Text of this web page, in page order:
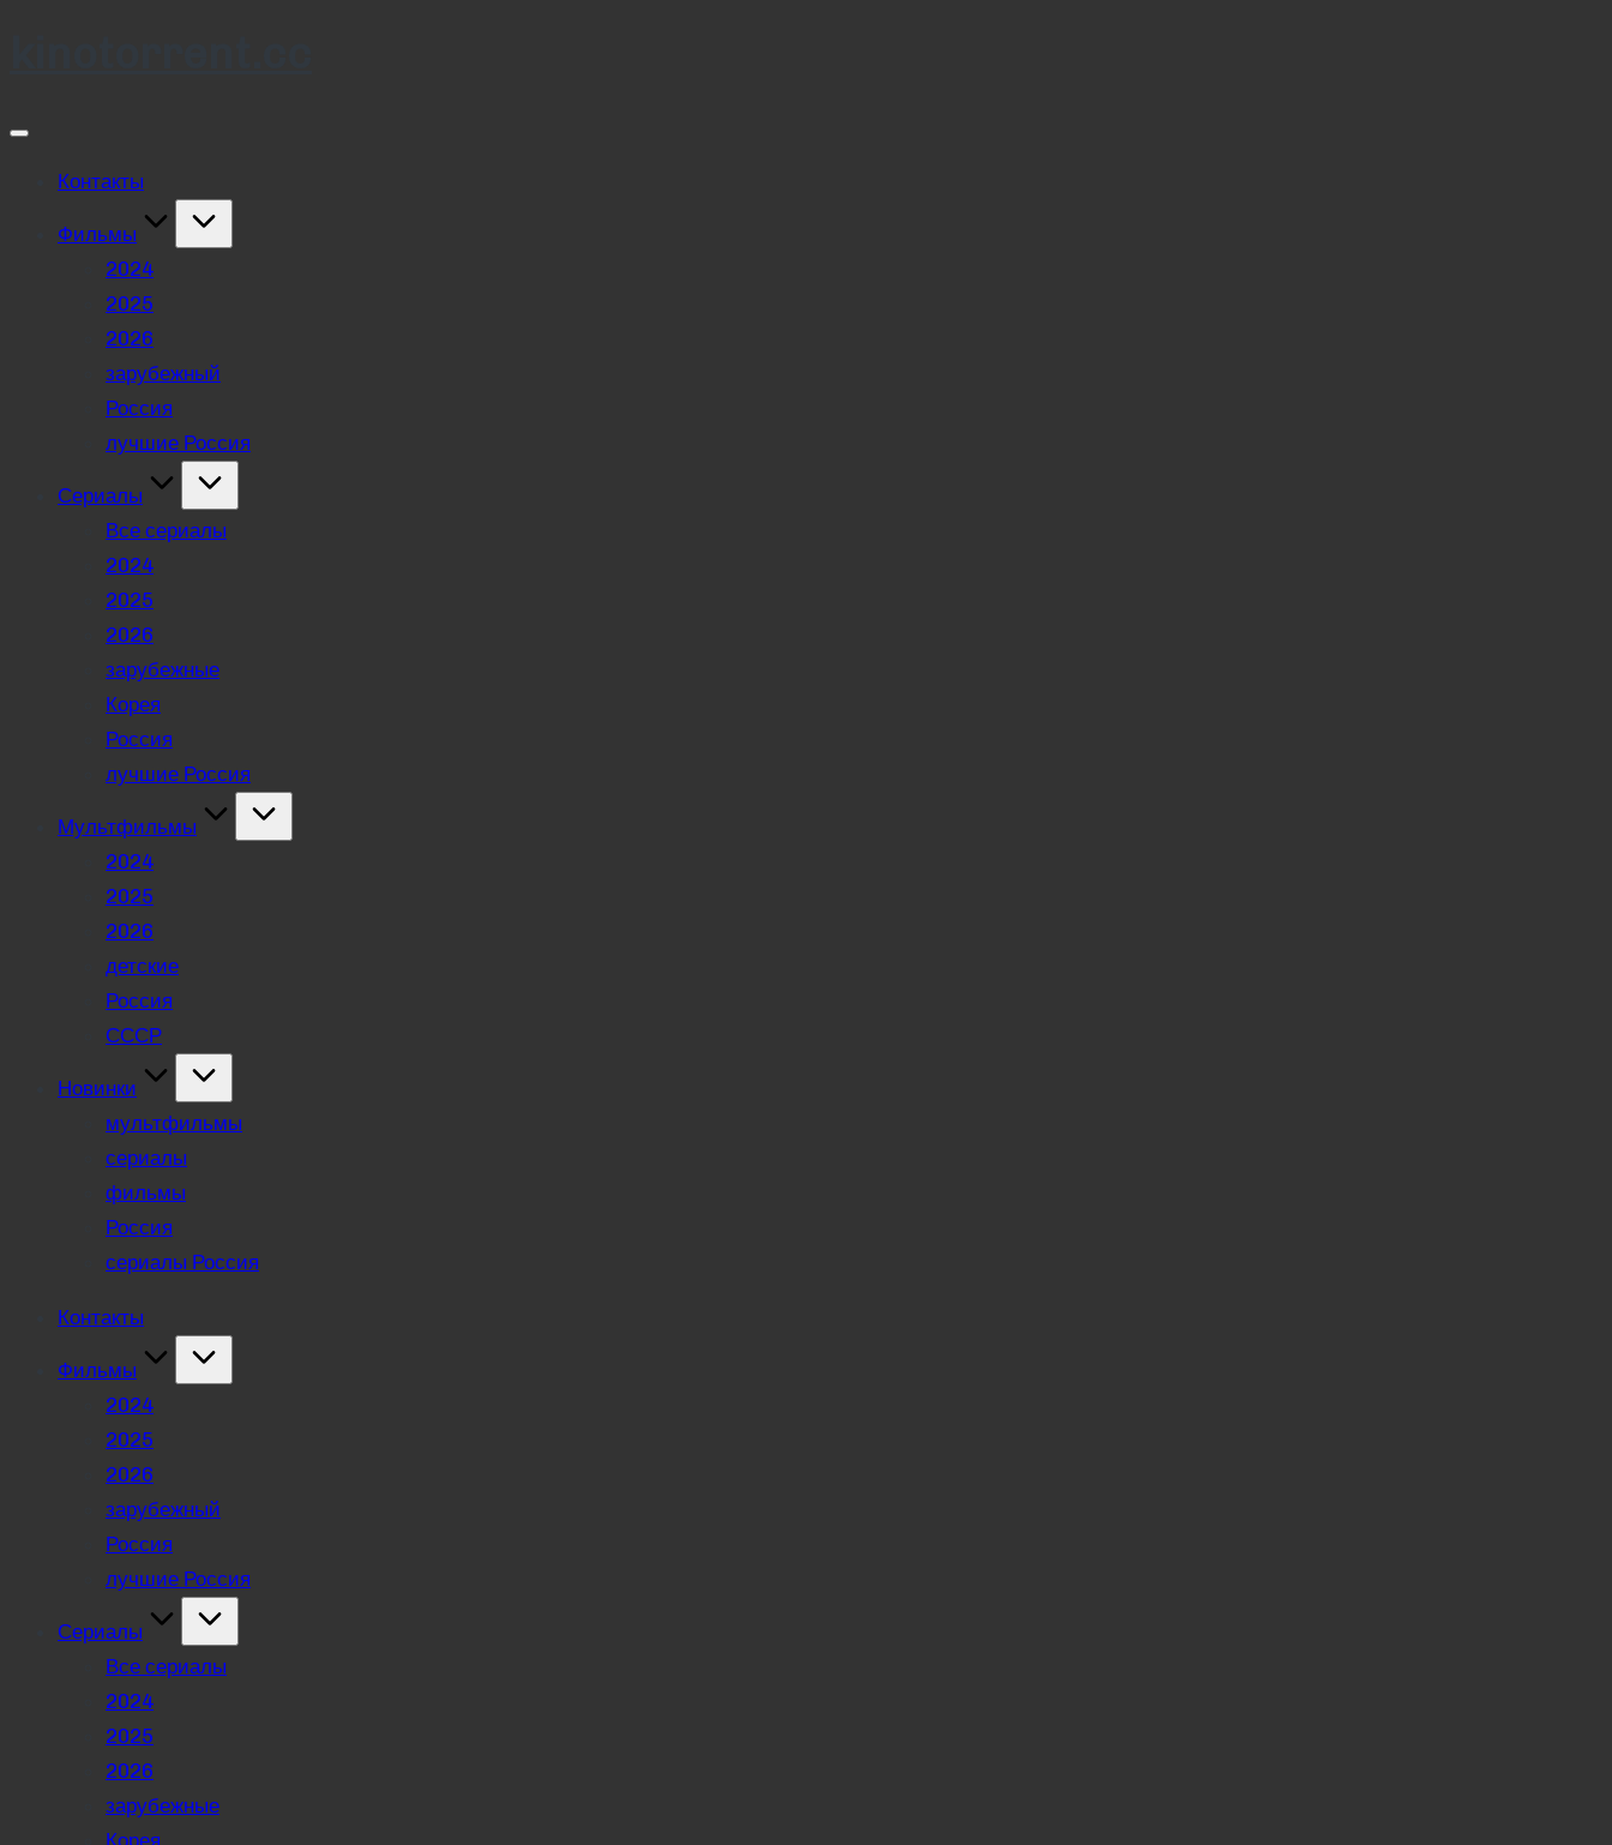
Контакты
Фильмы
2024
2025
2026
зарубежный
Россия
лучшие Россия
Сериалы
Все сериалы
2024
2025
2026
зарубежные
Корея
Россия
лучшие Россия
Мультфильмы
2024
2025
2026
детские
Россия
СССР
Новинки
мультфильмы
сериалы
фильмы
Россия
сериалы Россия
Контакты
Фильмы
2024
2025
2026
зарубежный
Россия
лучшие Россия
Сериалы
Все сериалы
2024
2025
2026
зарубежные
Корея